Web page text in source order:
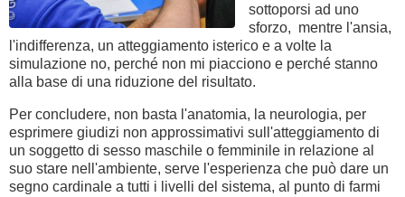
sottoporsi ad uno
sforzo, mentre l'ansia,
l'indifferenza, un atteggiamento isterico e a volte la
simulazione no, perché non mi piacciono e perché stanno
alla base di una riduzione del risultato.
Per concludere, non basta l'anatomia, la neurologia, per
esprimere giudizi non approssimativi sull'atteggiamento di
un soggetto di sesso maschile o femminile in relazione al
suo stare nell'ambiente, serve l'esperienza che può dare un
segno cardinale a tutti i livelli del sistema, al punto di farmi